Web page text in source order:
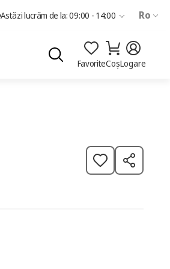
Astăzi lucrăm de la: 09:00 - 14:00 Ro
FavoriteCoșLogare